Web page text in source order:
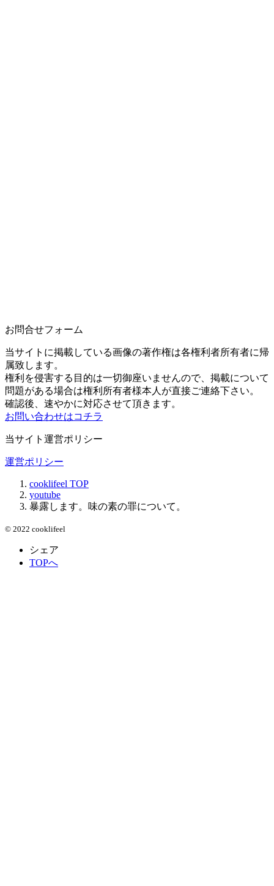
お問合せフォーム
当サイトに掲載している画像の著作権は各権利者所有者に帰
属致します。
権利を侵害する目的は一切御座いませんので、掲載について
問題がある場合は権利所有者様本人が直接ご連絡下さい。
確認後、速やかに対応させて頂きます。
お問い合わせはコチラ
当サイト運営ポリシー
運営ポリシー
cooklifeel TOP
youtube
暴露します。味の素の罪について。
© 2022 cooklifeel
シェア
TOPへ